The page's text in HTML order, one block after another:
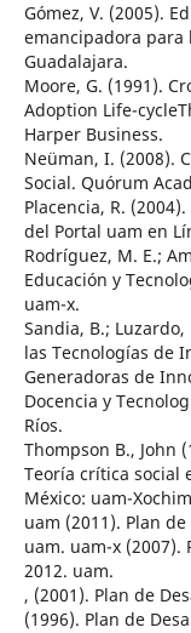
Gómez, V. (2005).
emancipadora para
Guadalajara.
Moore, G. (1991).
Adoption Life-
Harper Business.
Neüman, I. (2008).
Social. Quórum
Placencia, R.
del Portal uam en
Rodríguez, M. E.;
Educación y
uam-x.
Sandia, B.;
las Tecnologías de
Generadoras de
Docencia y
Ríos.
Thompson B., John
Teoría crítica social
México: uam-
uam (2011). Plan
uam. uam-x (2007).
2012. uam.
, (2001). Plan de
(1996). Plan de